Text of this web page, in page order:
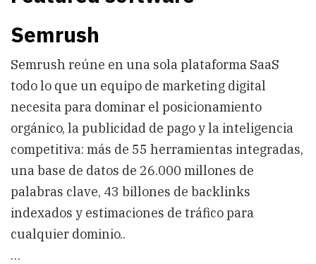
Semrush
Semrush reúne en una sola plataforma SaaS
todo lo que un equipo de marketing digital
necesita para dominar el posicionamiento
orgánico, la publicidad de pago y la inteligencia
competitiva: más de 55 herramientas integradas,
una base de datos de 26.000 millones de
palabras clave, 43 billones de backlinks
indexados y estimaciones de tráfico para
cualquier dominio..
…